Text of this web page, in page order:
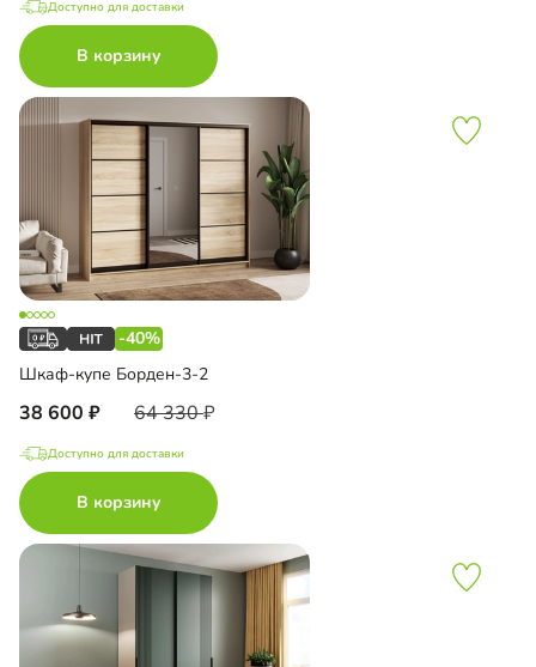
Доступно для доставки
В корзину
-40%
Шкаф-купе Борден-3-2
38 600 64 330
Доступно для доставки
В корзину